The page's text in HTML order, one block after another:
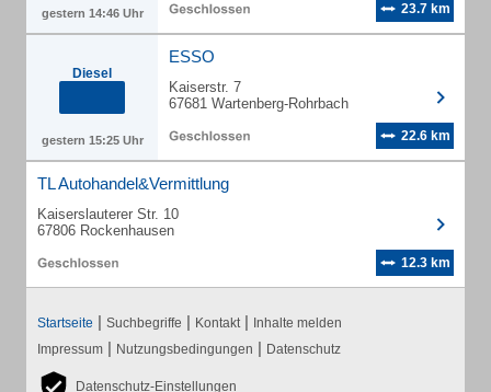
gestern 14:46 Uhr 23.7 km
Diesel
gestern 15:25 Uhr
ESSO
Kaiserstr. 7
67681 Wartenberg-Rohrbach
22.6 km
TL Autohandel&Vermittlung
Kaiserslauterer Str. 10
67806 Rockenhausen
12.3 km
Startseite | Suchbegriffe | Kontakt | Inhalte melden
Impressum | Nutzungsbedingungen | Datenschutz
Datenschutz-Einstellungen